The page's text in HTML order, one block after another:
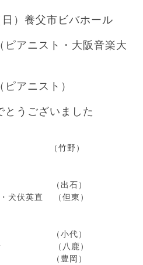
）養父市ビバホール
アニスト・大阪音楽大
ニスト）
うございました
　　　　　　（竹野）
　　　　　（出石）
犬伏英直  （但東）
　　　　　（小代）
　　　　　（八鹿）
　　　　　（豊岡）